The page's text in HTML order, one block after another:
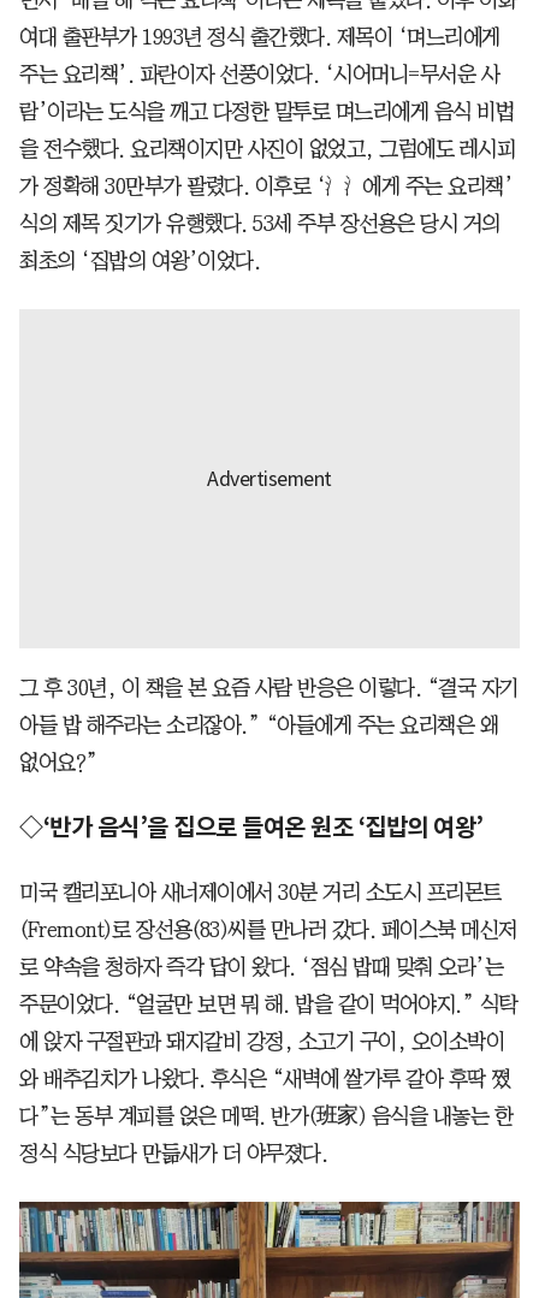
여대 출판부가 1993년 정식 출간했다. 제목이 ‘며느리에게
주는 요리책’. 파란이자 선풍이었다. ‘시어머니=무서운 사
람’이라는 도식을 깨고 다정한 말투로 며느리에게 음식 비법
을 전수했다. 요리책이지만 사진이 없었고, 그럼에도 레시피
가 정확해 30만부가 팔렸다. 이후로 ‘에게 주는 요리책’
식의 제목 짓기가 유행했다. 53세 주부 장선용은 당시 거의
최초의 ‘집밥의 여왕’이었다.
그 후 30년, 이 책을 본 요즘 사람 반응은 이렇다. “결국 자기
아들 밥 해주라는 소리잖아.” “아들에게 주는 요리책은 왜
없어요?”
◇‘반가 음식’을 집으로 들여온 원조 ‘집밥의 여왕’
미국 캘리포니아 새너제이에서 30분 거리 소도시 프리몬트
(Fremont)로 장선용(83)씨를 만나러 갔다. 페이스북 메신저
로 약속을 청하자 즉각 답이 왔다. ‘점심 밥때 맞춰 오라’는
주문이었다. “얼굴만 보면 뭐 해. 밥을 같이 먹어야지.” 식탁
에 앉자 구절판과 돼지갈비 강정, 소고기 구이, 오이소박이
와 배추김치가 나왔다. 후식은 “새벽에 쌀가루 갈아 후딱 쪘
다”는 동부 계피를 얹은 메떡. 반가(班家) 음식을 내놓는 한
정식 식당보다 만듦새가 더 야무졌다.